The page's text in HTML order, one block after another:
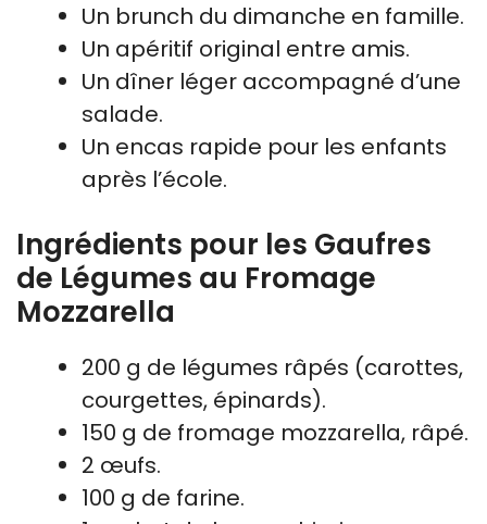
Un brunch du dimanche en famille.
Un apéritif original entre amis.
Un dîner léger accompagné d’une
salade.
Un encas rapide pour les enfants
après l’école.
Ingrédients pour les Gaufres
de Légumes au Fromage
Mozzarella
200 g de légumes râpés (carottes,
courgettes, épinards).
150 g de fromage mozzarella, râpé.
2 œufs.
100 g de farine.